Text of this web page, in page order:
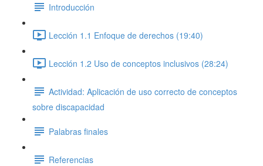
Introducción
Lección 1.1 Enfoque de derechos (19:40)
Lección 1.2 Uso de conceptos inclusivos (28:24)
Actividad: Aplicación de uso correcto de conceptos
sobre discapacidad
Palabras finales
Referencias